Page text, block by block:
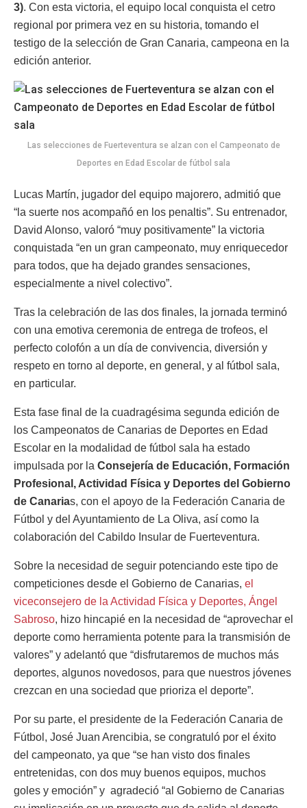
3). Con esta victoria, el equipo local conquista el cetro
regional por primera vez en su historia, tomando el
testigo de la selección de Gran Canaria, campeona en la
edición anterior.
Las selecciones de Fuerteventura se alzan con el Campeonato de
Deportes en Edad Escolar de fútbol sala
Lucas Martín, jugador del equipo majorero, admitió que
“la suerte nos acompañó en los penaltis”. Su entrenador,
David Alonso, valoró “muy positivamente” la victoria
conquistada “en un gran campeonato, muy enriquecedor
para todos, que ha dejado grandes sensaciones,
especialmente a nivel colectivo”.
Tras la celebración de las dos finales, la jornada terminó
con una emotiva ceremonia de entrega de trofeos, el
perfecto colofón a un día de convivencia, diversión y
respeto en torno al deporte, en general, y al fútbol sala,
en particular.
Esta fase final de la cuadragésima segunda edición de
los Campeonatos de Canarias de Deportes en Edad
Escolar en la modalidad de fútbol sala ha estado
impulsada por la Consejería de Educación, Formación
Profesional, Actividad Física y Deportes del Gobierno
de Canarias, con el apoyo de la Federación Canaria de
Fútbol y del Ayuntamiento de La Oliva, así como la
colaboración del Cabildo Insular de Fuerteventura.
Sobre la necesidad de seguir potenciando este tipo de
competiciones desde el Gobierno de Canarias, el
viceconsejero de la Actividad Física y Deportes, Ángel
Sabroso, hizo hincapié en la necesidad de “aprovechar el
deporte como herramienta potente para la transmisión de
valores” y adelantó que “disfrutaremos de muchos más
deportes, algunos novedosos, para que nuestros jóvenes
crezcan en una sociedad que prioriza el deporte”.
Por su parte, el presidente de la Federación Canaria de
Fútbol, José Juan Arencibia, se congratuló por el éxito
del campeonato, ya que “se han visto dos finales
entretenidas, con dos muy buenos equipos, muchos
goles y emoción” y agradeció “al Gobierno de Canarias